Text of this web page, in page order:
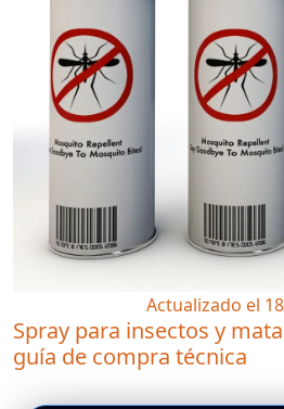
Actualizado el
Spray para insectos y
guía de compra técnica